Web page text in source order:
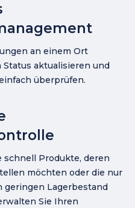
an einem Ort
Status aktualisieren und
überprüfen.
schnell Produkte, deren
möchten oder die nur
geringen Lagerbestand
Sie Ihren